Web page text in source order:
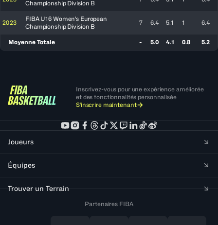
Championship Division B
2023
FIBA U16 Women's European
Championship Division B
7 6.4 5.1 1 6.4
Moyenne Totale - 5.0 4.1 0.8 5.2
Inscrivez-vous pour une expérience améliorée
et des fonctionnalités personnalisée
S'inscrire maintenant
Joueurs
Équipes
Trouver un Terrain
Partenaires FIBA